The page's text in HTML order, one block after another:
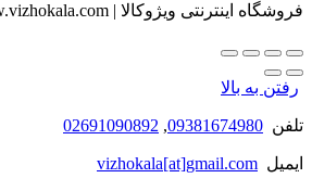
فروشگاه اینترنتی ویژوکالا | www.vizhokala.com
رفتن به بالا
تلفن 09381674980
,
02691090892
ایمیل vizhokala[at]gmail.com